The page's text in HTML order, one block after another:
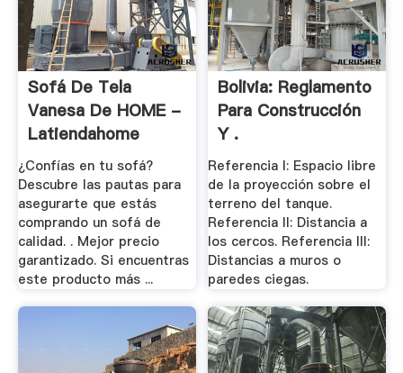
Sofá De Tela
Vanesa De HOME -
Latiendahome
¿Confías en tu sofá?
Descubre las pautas para
asegurarte que estás
comprando un sofá de
calidad. . Mejor precio
garantizado. Si encuentras
este producto más ...
Bolivia: Reglamento
Para Construcción
Y .
Referencia I: Espacio libre
de la proyección sobre el
terreno del tanque.
Referencia II: Distancia a
los cercos. Referencia III:
Distancias a muros o
paredes ciegas.